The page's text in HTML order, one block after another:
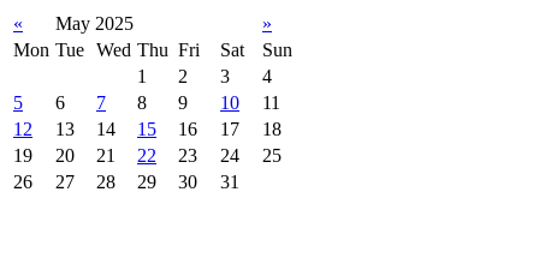
« May 2025
»
Mon Tue Wed Thu Fri Sat
Sun
1
2 3
4
5
6 7 8 9 10
11
12
13 14 15 16 17
18
19
20 21 22 23 24
25
26
27 28 29 30 31